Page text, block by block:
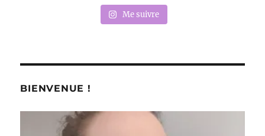
Me suivre
BIENVENUE !